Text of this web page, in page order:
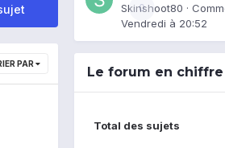
PAR
0
Skinshoot80 ·
Vendredi à 20:52
Le forum en chiffre
Total des sujets